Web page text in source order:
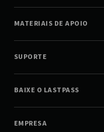
MATERIAIS DE APOIO
SUPORTE
BAIXE O LASTPASS
EMPRESA